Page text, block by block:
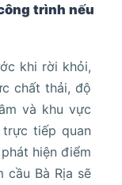
trình nếu
khi rời khỏi,
chất thải, độ
và khu vực
trực tiếp quan
hiện điểm
cầu Bà Rịa sẽ